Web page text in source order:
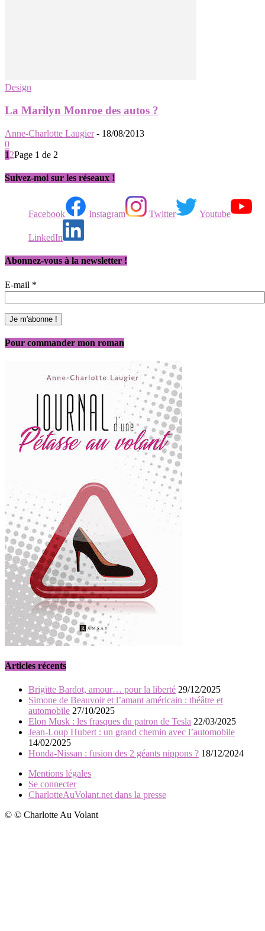
Design
La Marilyn Monroe des autos ?
Anne-Charlotte Laugier - 18/08/2013
0
1 2Page 1 de 2
Suivez-moi sur les réseaux !
Facebook Instagram Twitter Youtube
LinkedIn
Abonnez-vous à la newsletter !
E-mail *
Pour commander mon roman
Articles récents
Brigitte Bardot, amour… pour la liberté 29/12/2025
Simone de Beauvoir et l’amant américain : théâtre et
automobile 27/10/2025
Elon Musk : les frasques du patron de Tesla 22/03/2025
Jean-Loup Hubert : un grand chemin avec l’automobile
14/02/2025
Honda-Nissan : fusion des 2 géants nippons ? 18/12/2024
Mentions légales
Se connecter
CharlotteAuVolant.net dans la presse
© © Charlotte Au Volant